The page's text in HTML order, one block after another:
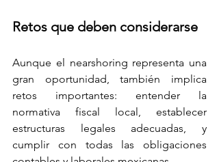
Retos que deben considerarse
Aunque el nearshoring representa una
gran oportunidad, también implica
retos importantes: entender la
normativa fiscal local, establecer
estructuras legales adecuadas, y
cumplir con todas las obligaciones